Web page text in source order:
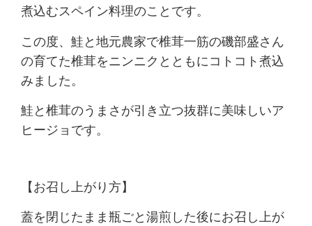
煮込むスペイン料理のことです。
この度、鮭と地元農家で椎茸一筋の磯部盛さん
の育てた椎茸をニンニクとともにコトコト煮込
みました。
鮭と椎茸のうまさが引き立つ抜群に美味しいア
ヒージョです。
【お召し上がり方】
蓋を閉じたまま瓶ごと湯煎した後にお召し上が